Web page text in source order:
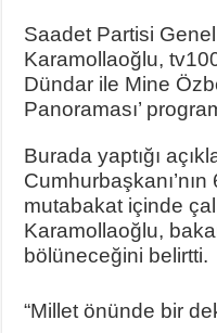
Saadet Partisi
Karamollaoğlu,
Dündar ile Mine
Panoraması’
Burada yaptığı
mutabakat içinde
Karamollaoğlu,
bölüneceğini belirtti.
“Millet önünde bir